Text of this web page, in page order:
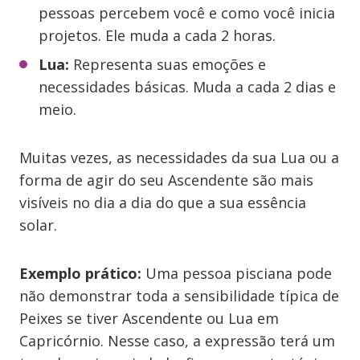
pessoas percebem você e como você inicia
projetos. Ele muda a cada 2 horas.
Lua: Representa suas emoções e
necessidades básicas. Muda a cada 2 dias e
meio.
Muitas vezes, as necessidades da sua Lua ou a
forma de agir do seu Ascendente são mais
visíveis no dia a dia do que a sua essência
solar.
Exemplo prático: Uma pessoa pisciana pode
não demonstrar toda a sensibilidade típica de
Peixes se tiver Ascendente ou Lua em
Capricórnio. Nesse caso, a expressão terá um